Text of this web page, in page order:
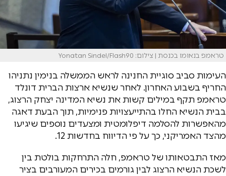
טראמפ בנאומו בכנסת | צילום: Yonatan Sindel/Flash90
העימות סביב סוגיית החנינה לראש הממשלה בנימין נתניהו
החריף בשבוע האחרון. לאחר שנשיא ארצות הברית דונלד
טראמפ תקף במילים קשות את נשיא המדינה יצחק הרצוג,
בבית הנשיא החלו בהתייעצויות פנימיות, תוך הבעת דאגה
מהאפשרות להסלמה דיפלומטית ומצעדים נוספים שיגיעו
מהצד האמריקני, כך על פי הדיווח בחדשות 12.
מאז התבטאותו של טראמפ, חלה התרחקות בולטת בין
לשכת הנשיא הרצוג לבין גורמים בכירים המעורבים בציר